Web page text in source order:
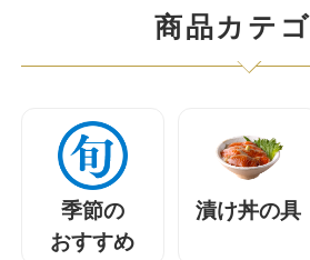
商品カテゴ
季節の
おすすめ
漬け丼の具